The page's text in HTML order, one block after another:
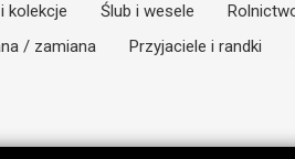
kolekcje
Ślub i wesele
/ zamiana
Przyjaciele i randki